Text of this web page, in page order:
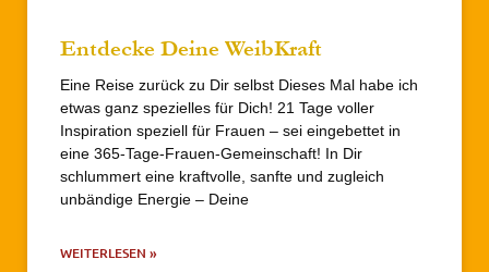
Entdecke Deine WeibKraft
Eine Reise zurück zu Dir selbst Dieses Mal habe ich
etwas ganz spezielles für Dich! 21 Tage voller
Inspiration speziell für Frauen – sei eingebettet in
eine 365-Tage-Frauen-Gemeinschaft! In Dir
schlummert eine kraftvolle, sanfte und zugleich
unbändige Energie – Deine
WEITERLESEN »